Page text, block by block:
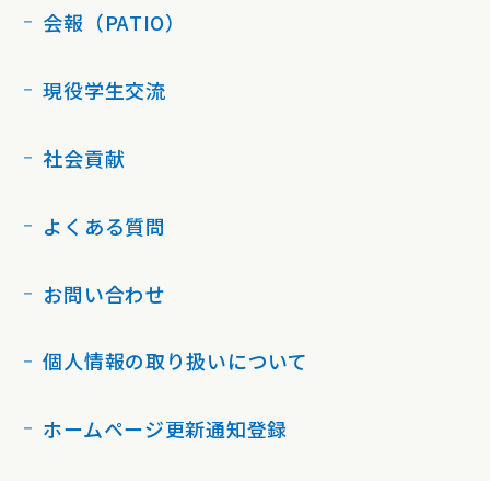
会報（PATIO）
現役学生交流
社会貢献
よくある質問
お問い合わせ
個人情報の取り扱いについて
ホームページ更新通知登録